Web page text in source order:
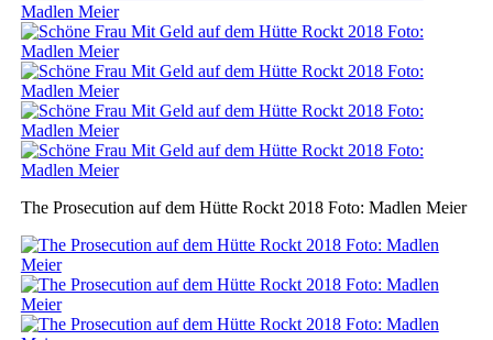
The Prosecution auf dem Hütte Rockt 2018 Foto: Madlen Meier